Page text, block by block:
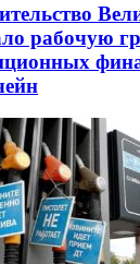
рабочую